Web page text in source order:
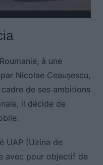
à une
Nicolae Ceaușescu,
de ses ambitions
il décide de
UAP (Uzina de
avec pour objectif de